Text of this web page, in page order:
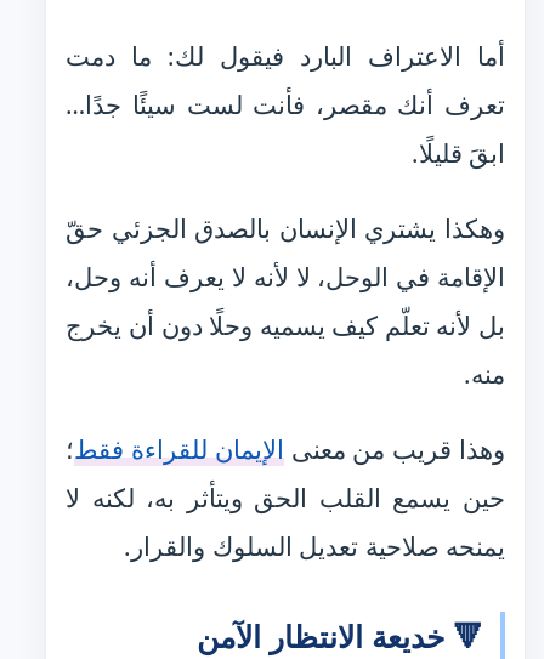
أما الاعتراف البارد فيقول لك: ما دمت
تعرف أنك مقصر، فأنت لست سيئًا جدًا…
ابقَ قليلًا.
وهكذا يشتري الإنسان بالصدق الجزئي حقّ
الإقامة في الوحل، لا لأنه لا يعرف أنه وحل،
بل لأنه تعلّم كيف يسميه وحلًا دون أن يخرج
منه.
وهذا قريب من معنىالإيمان للقراءة فقط؛
حين يسمع القلب الحق ويتأثر به، لكنه لا
يمنحه صلاحية تعديل السلوك والقرار.
🔻 خديعة الانتظار الآمن